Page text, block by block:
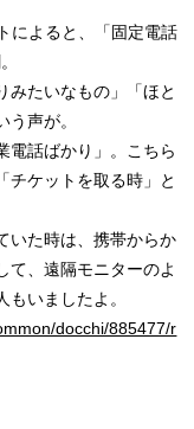
によると、「固定電話
みたいなもの」「ほと
声が。
電話ばかり」。こちら
チケットを取る時」と
いた時は、携帯からか
て、遠隔モニターのよ
いましたよ。
docchi/885477/r